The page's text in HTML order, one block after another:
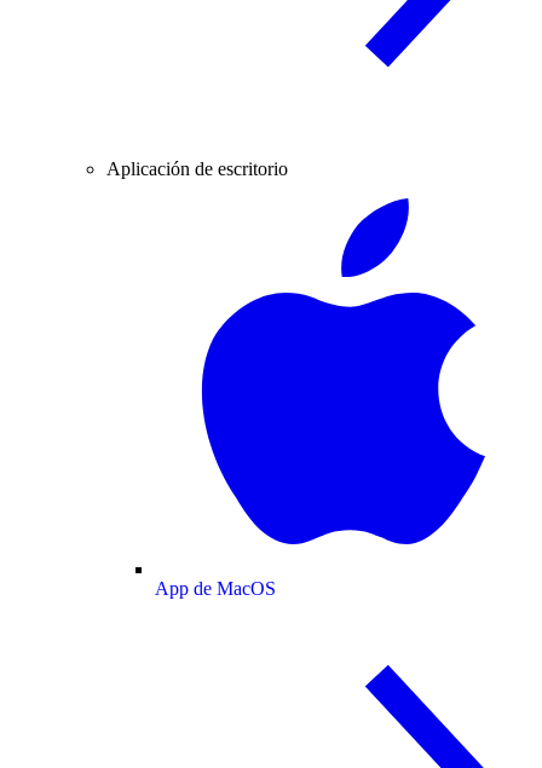
Aplicación de escritorio
App de MacOS